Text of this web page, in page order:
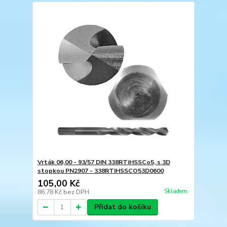
Vrták 06,00 - 93/57 DIN 338RTiHSSCo5, s 3D
stopkou PN2907 - 338RTIHSSCO53D0600
105,00 Kč
86,78 Kč bez DPH Skladem
Přidat do košíku